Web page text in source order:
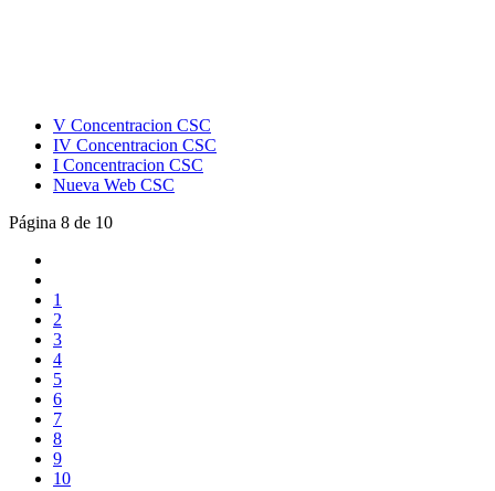
V Concentracion CSC
IV Concentracion CSC
I Concentracion CSC
Nueva Web CSC
Página 8 de 10
1
2
3
4
5
6
7
8
9
10